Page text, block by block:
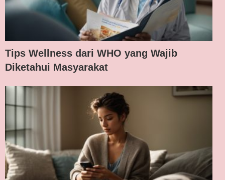
Tips Wellness dari WHO yang Wajib
Diketahui Masyarakat